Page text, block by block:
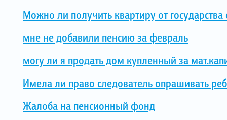
Можно ли получить квартиру от государства
мне не добавили пенсию за февраль
могу ли я продать дом купленный за
Имела ли право следователь опрашивать
Жалоба на пенсионный фонд